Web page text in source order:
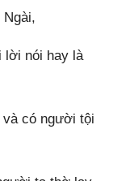
lời nói hay là
và có người tội